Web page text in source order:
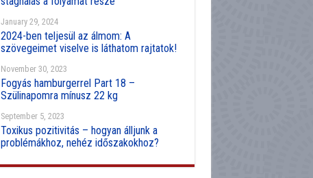
January 29, 2024
2024-ben teljesül az álmom: A
szövegeimet viselve is láthatom rajtatok!
November 30, 2023
Fogyás hamburgerrel Part 18 –
Szülinapomra mínusz 22 kg
September 5, 2023
Toxikus pozitivitás – hogyan álljunk a
problémákhoz, nehéz időszakokhoz?